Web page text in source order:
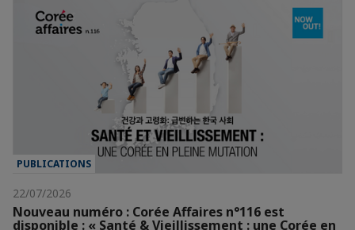
PUBLICATIONS
22/07/2026
Nouveau numéro : Corée Affaires n°116 est
disponible : « Santé & Vieillissement : une Corée en